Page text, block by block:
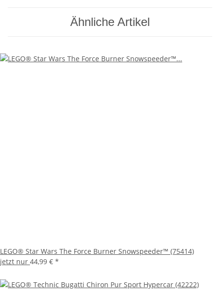
Ähnliche Artikel
LEGO® Star Wars The Force Burner Snowspeeder™ (75414)
jetzt nur 44,99 € *